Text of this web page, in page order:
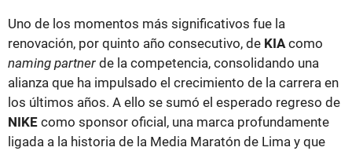
Uno de los momentos más significativos fue la
renovación, por quinto año consecutivo, de KIA como
naming partner de la competencia, consolidando una
alianza que ha impulsado el crecimiento de la carrera en
los últimos años. A ello se sumó el esperado regreso de
NIKE como sponsor oficial, una marca profundamente
ligada a la historia de la Media Maratón de Lima y que